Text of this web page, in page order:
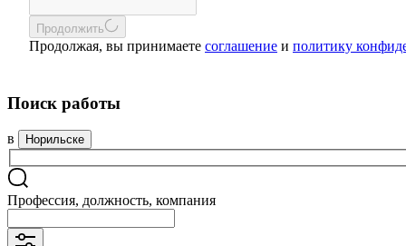
Продолжить
Продолжая, вы принимаете соглашение и политику
Поиск работы
в Норильске
Профессия, должность, компания